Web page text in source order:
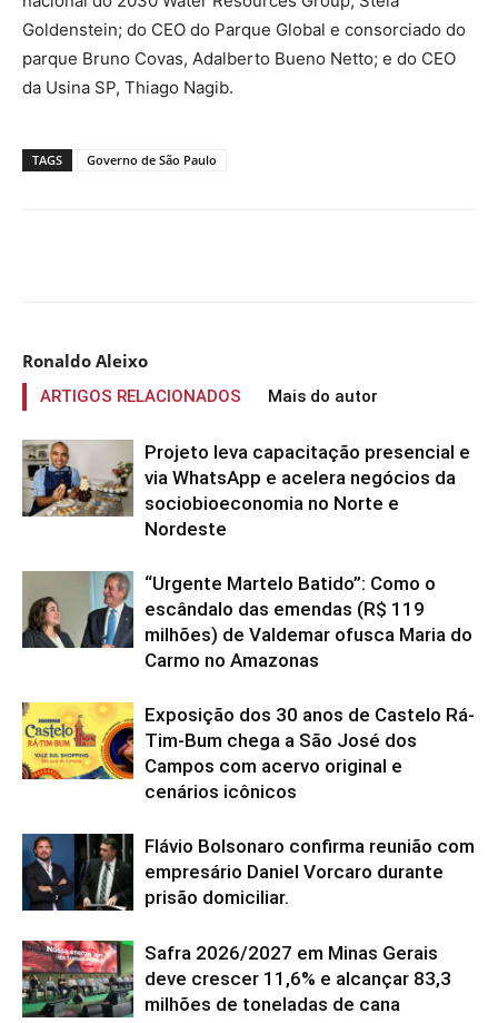
Goldenstein; do CEO do Parque Global e consorciado do
parque Bruno Covas, Adalberto Bueno Netto; e do CEO
da Usina SP, Thiago Nagib.
TAGS Governo de São Paulo
Ronaldo Aleixo
ARTIGOS RELACIONADOS Mais do autor
Projeto leva capacitação presencial e
via WhatsApp e acelera negócios da
sociobioeconomia no Norte e
Nordeste
“Urgente Martelo Batido”: Como o
escândalo das emendas (R$ 119
milhões) de Valdemar ofusca Maria do
Carmo no Amazonas
Exposição dos 30 anos de Castelo Rá-
Tim-Bum chega a São José dos
Campos com acervo original e
cenários icônicos
Flávio Bolsonaro confirma reunião com
empresário Daniel Vorcaro durante
prisão domiciliar.
Safra 2026/2027 em Minas Gerais
deve crescer 11,6% e alcançar 83,3
milhões de toneladas de cana